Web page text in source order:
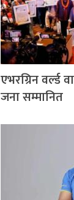
एभरग्रिन वर्ल्ड
जना सम्मानित